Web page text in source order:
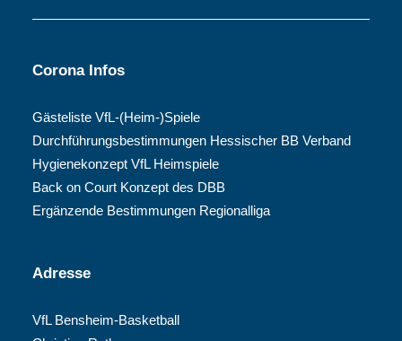
Corona Infos
Gästeliste VfL-(Heim-)Spiele
Durchführungsbestimmungen Hessischer BB Verband
Hygienekonzept VfL Heimspiele
Back on Court Konzept des DBB
Ergänzende Bestimmungen Regionalliga
Adresse
VfL Bensheim-Basketball